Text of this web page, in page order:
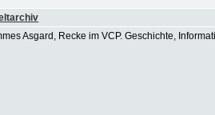
Asgard, Recke im VCP. Geschichte,